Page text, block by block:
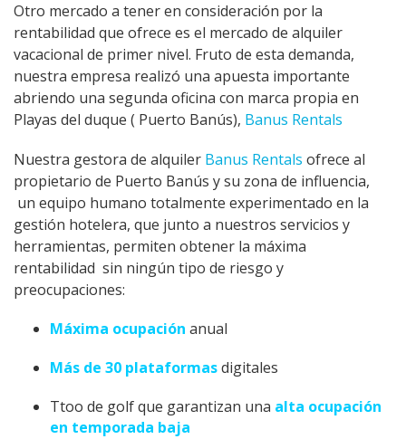
Otro mercado a tener en consideración por la
rentabilidad que ofrece es el mercado de alquiler
vacacional de primer nivel. Fruto de esta demanda,
nuestra empresa realizó una apuesta importante
abriendo una segunda oficina con marca propia en
Playas del duque ( Puerto Banús), Banus Rentals
Nuestra gestora de alquiler Banus Rentals ofrece al
propietario de Puerto Banús y su zona de influencia,
un equipo humano totalmente experimentado en la
gestión hotelera, que junto a nuestros servicios y
herramientas, permiten obtener la máxima
rentabilidad sin ningún tipo de riesgo y
preocupaciones:
Máxima ocupación anual
Más de 30 plataformasdigitales
Ttoo de golf que garantizan una alta ocupación
en temporada baja